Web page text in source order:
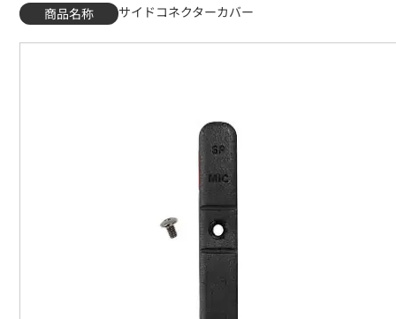
商品名称
サイドコネクターカバー